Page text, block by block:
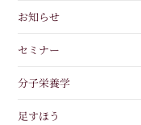
お知らせ
セミナー
分子栄養学
足すほう